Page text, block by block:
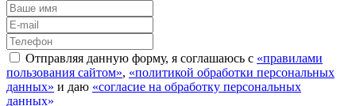
Отправляя данную форму, я соглашаюсь с «правилами
пользования сайтом», «политикой обработки персональных
данных» и даю «согласие на обработку персональных
данных»